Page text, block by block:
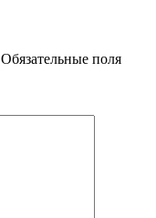
Обязательные поля